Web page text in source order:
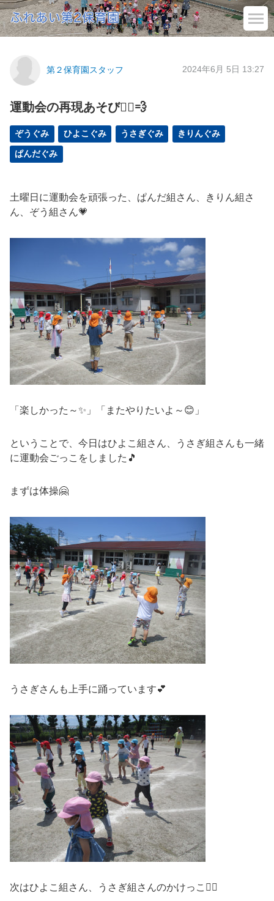
第２保育園スタッフ 2024年6月 5日 13:27
運動会の再現あそび🏃‍♂️💨
ぞうぐみ ひよこぐみ うさぎぐみ きりんぐみ
ぱんだぐみ
土曜日に運動会を頑張った、ぱんだ組さん、きりん組さ
ん、ぞう組さん💗
「楽しかった～✨」「またやりたいよ～😊」
ということで、今日はひよこ組さん、うさぎ組さんも一緒
に運動会ごっこをしました🎵
まずは体操🤗
うさぎさんも上手に踊っています💕
次はひよこ組さん、うさぎ組さんのかけっこ🏃‍♂️